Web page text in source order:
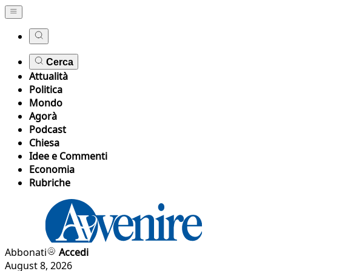
Cerca
Attualità
Politica
Mondo
Agorà
Podcast
Chiesa
Idee e Commenti
Economia
Rubriche
Abbonati
Accedi
August 8, 2026